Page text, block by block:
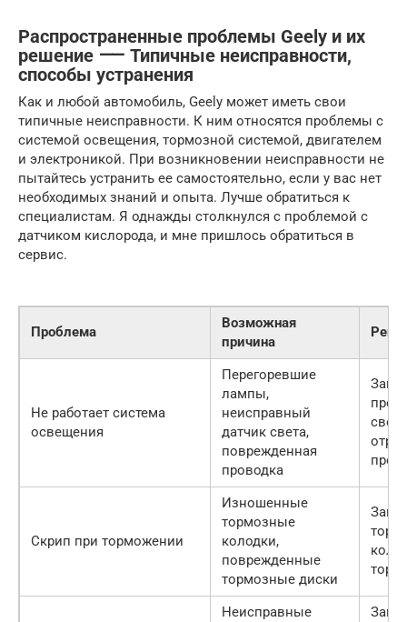
Распространенные проблемы Geely и их
решение ⸺ Типичные неисправности,
способы устранения
Как и любой автомобиль, Geely может иметь свои
типичные неисправности. К ним относятся проблемы с
системой освещения, тормозной системой, двигателем
и электроникой. При возникновении неисправности не
пытайтесь устранить ее самостоятельно, если у вас нет
необходимых знаний и опыта. Лучше обратиться к
специалистам. Я однажды столкнулся с проблемой с
датчиком кислорода, и мне пришлось обратиться в
сервис.
Проблема
Возможная
причина
Не работает система
освещения
Перегоревшие
лампы,
неисправный
датчик света,
поврежденная
проводка
Скрип при торможении
Изношенные
тормозные
колодки,
поврежденные
тормозные диски
Неисправные